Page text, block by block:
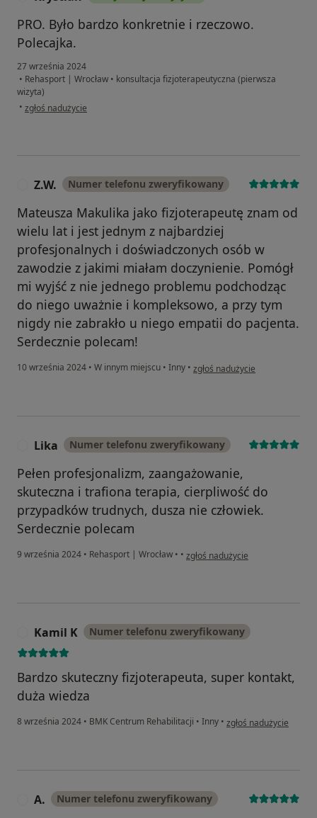
PRO. Było bardzo konkretnie i rzeczowo.
Polecajka.
27 września 2024
• Rehasport | Wrocław • konsultacja fizjoterapeutyczna (pierwsza
wizyta)
• w opinii użytkownika Krystian
zgłoś nadużycie
Z.W. Numer telefonu zweryfikowany
Mateusza Makulika jako fizjoterapeutę znam od
wielu lat i jest jednym z najbardziej
profesjonalnych i doświadczonych osób w
zawodzie z jakimi miałam doczynienie. Pomógł
mi wyjść z nie jednego problemu podchodząc
do niego uważnie i kompleksowo, a przy tym
nigdy nie zabrakło u niego empatii do pacjenta.
Serdecznie polecam!
10 września 2024 • W innym miejscu • Inny • w opinii użytkownika Z.W.
zgłoś nadużycie
Lika Numer telefonu zweryfikowany
Pełen profesjonalizm, zaangażowanie,
skuteczna i trafiona terapia, cierpliwość do
przypadków trudnych, dusza nie człowiek.
Serdecznie polecam
9 września 2024 • Rehasport | Wrocław • • w opinii użytkownika Lika
zgłoś nadużycie
Kamil K Numer telefonu zweryfikowany
Bardzo skuteczny fizjoterapeuta, super kontakt,
duża wiedza
8 września 2024 • BMK Centrum Rehabilitacji • Inny • w opinii użytkownika
zgłoś nadużycie
A. Numer telefonu zweryfikowany